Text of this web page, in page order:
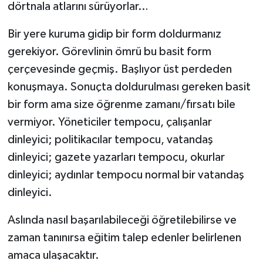
dörtnala atlarını sürüyorlar…
Bir yere kuruma gidip bir form doldurmanız
gerekiyor. Görevlinin ömrü bu basit form
çerçevesinde geçmiş. Başlıyor üst perdeden
konuşmaya. Sonuçta doldurulması gereken basit
bir form ama size öğrenme zamanı/fırsatı bile
vermiyor. Yöneticiler tempocu, çalışanlar
dinleyici; politikacılar tempocu, vatandaş
dinleyici; gazete yazarları tempocu, okurlar
dinleyici; aydınlar tempocu normal bir vatandaş
dinleyici.
Aslında nasıl başarılabileceği öğretilebilirse ve
zaman tanınırsa eğitim talep edenler belirlenen
amaca ulaşacaktır.